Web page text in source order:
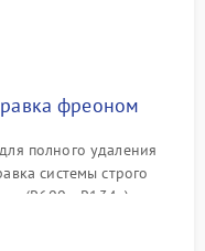
фреоном
полного удаления
системы строго
(R600a, R134a) по
давления в системе.